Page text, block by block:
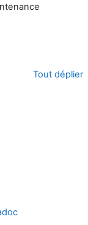
Tout déplier